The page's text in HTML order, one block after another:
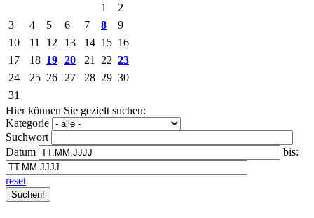
1
2
3
4 5 6 7 8
9
10
11 12 13 14 15 16
17
18 19 20 21 22 23
24
25 26 27 28 29 30
31
Hier können Sie gezielt suchen:
Kategorie
Suchwort
Datum
bis:
reset